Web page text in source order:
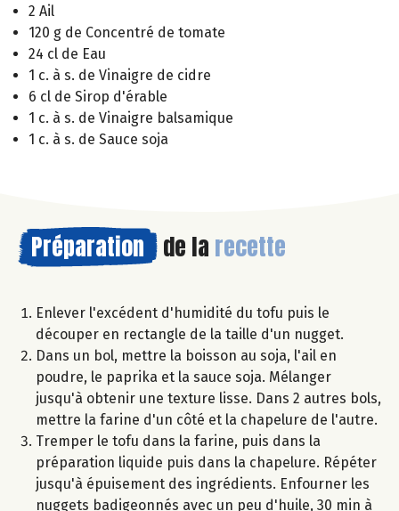
2 Ail
120 g de Concentré de tomate
24 cl de Eau
1 c. à s. de Vinaigre de cidre
6 cl de Sirop d'érable
1 c. à s. de Vinaigre balsamique
1 c. à s. de Sauce soja
Préparation de la recette
Enlever l'excédent d'humidité du tofu puis le
découper en rectangle de la taille d'un nugget.
Dans un bol, mettre la boisson au soja, l'ail en
poudre, le paprika et la sauce soja. Mélanger
jusqu'à obtenir une texture lisse. Dans 2 autres bols,
mettre la farine d'un côté et la chapelure de l'autre.
Tremper le tofu dans la farine, puis dans la
préparation liquide puis dans la chapelure. Répéter
jusqu'à épuisement des ingrédients. Enfourner les
nuggets badigeonnés avec un peu d'huile, 30 min à